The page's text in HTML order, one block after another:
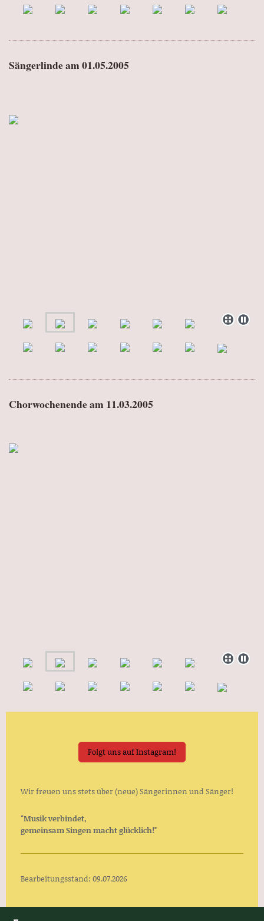
Sängerlinde am 01.05.2005
Chorwochenende am 11.03.2005
Folgt uns auf Instagram!
Wir freuen uns stets über (neue) Sängerinnen und Sänger!
"Musik verbindet,
gemeinsam Singen macht glücklich!"
Bearbeitungsstand: 09.07.2026